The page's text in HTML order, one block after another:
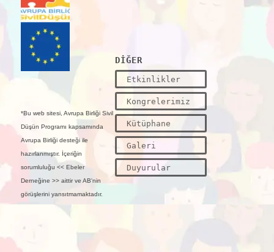
*Bu web sitesi, Avrupa Birliği Sivil
Düşün Programı kapsamında
Avrupa Birliği desteği ile
hazırlanmıştır. İçeriğin
sorumluluğu << Ebeler
Derneğine >> aittir ve AB'nin
görüşlerini yansıtmamaktadır.
DİĞER
Etkinlikler
Kongrelerimiz
Kütüphane
Galeri
Duyurular